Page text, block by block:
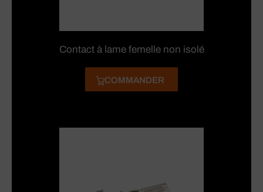
Contact à lame femelle non isolé
COMMANDER